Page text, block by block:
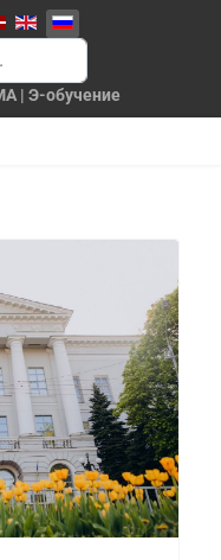
язык
| Э-обучение